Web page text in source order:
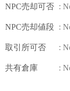
NPC売却可否 :
NPC売却値段 :
取引所可否 :
共有倉庫 :